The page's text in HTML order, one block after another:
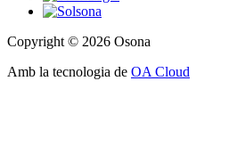
Copyright © 2026 Osona
Amb la tecnologia de OA Cloud